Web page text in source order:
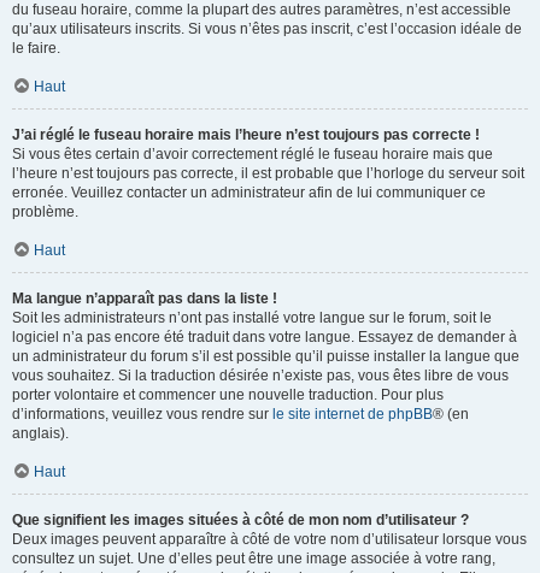
du fuseau horaire, comme la plupart des autres paramètres, n’est accessible
qu’aux utilisateurs inscrits. Si vous n’êtes pas inscrit, c’est l’occasion idéale de
le faire.
Haut
J’ai réglé le fuseau horaire mais l’heure n’est toujours pas correcte !
Si vous êtes certain d’avoir correctement réglé le fuseau horaire mais que
l’heure n’est toujours pas correcte, il est probable que l’horloge du serveur soit
erronée. Veuillez contacter un administrateur afin de lui communiquer ce
problème.
Haut
Ma langue n’apparaît pas dans la liste !
Soit les administrateurs n’ont pas installé votre langue sur le forum, soit le
logiciel n’a pas encore été traduit dans votre langue. Essayez de demander à
un administrateur du forum s’il est possible qu’il puisse installer la langue que
vous souhaitez. Si la traduction désirée n’existe pas, vous êtes libre de vous
porter volontaire et commencer une nouvelle traduction. Pour plus
d’informations, veuillez vous rendre sur le site internet de phpBB® (en
anglais).
Haut
Que signifient les images situées à côté de mon nom d’utilisateur ?
Deux images peuvent apparaître à côté de votre nom d’utilisateur lorsque vous
consultez un sujet. Une d’elles peut être une image associée à votre rang,